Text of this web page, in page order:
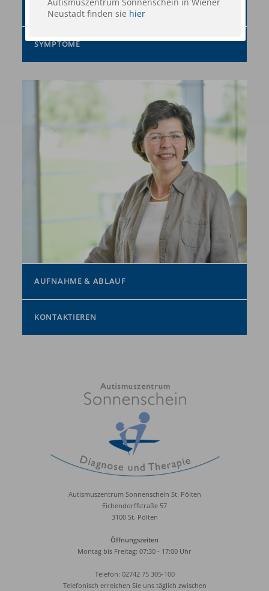
WAS IST AUTISMUS?
SYMPTOME
AUFNAHME & ABLAUF
KONTAKTIEREN
Autismuszentrum Sonnenschein St. Pölten
Eichendorffstraße 57
3100 St. Pölten
Öffnungszeiten
Montag bis Freitag: 07:30 - 17:00 Uhr
Telefon: 02742 75 305-100
Telefonisch erreichen Sie uns täglich zwischen
Neustadt finden sie hier